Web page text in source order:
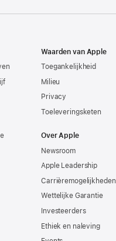
Waarden van Apple
Toegankelijkheid
Milieu
Privacy
Toeleveringsketen
Over Apple
Newsroom
Apple Leadership
Carrièremogelijkheden
Wettelijke Garantie
Investeerders
Ethiek en naleving